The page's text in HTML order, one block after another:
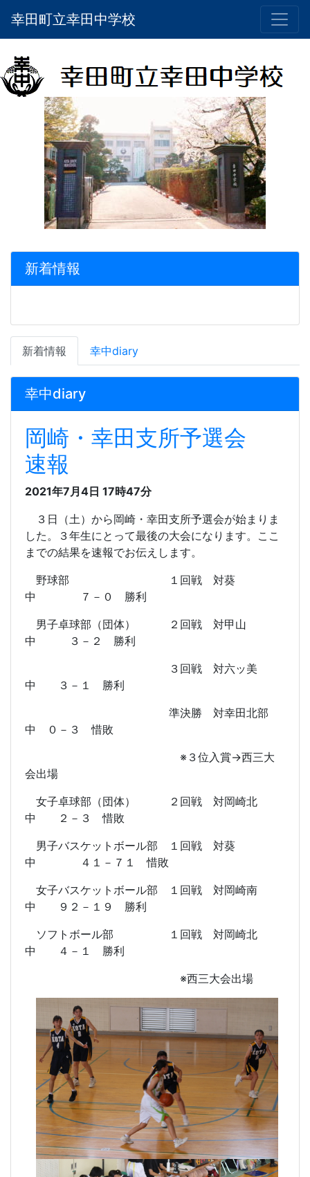
幸田町立幸田中学校
新着情報
新着情報 幸中diary
幸中diary
岡崎・幸田支所予選会
速報
2021年7月4日 17時47分
３日（土）から岡崎・幸田支所予選会が始まりま
した。３年生にとって最後の大会になります。ここ
までの結果を速報でお伝えします。
野球部 １回戦 対葵
中 ７－０ 勝利
男子卓球部（団体） ２回戦 対甲山
中 ３－２ 勝利
３回戦 対六ッ美
中 ３－１ 勝利
準決勝 対幸田北部
中 ０－３ 惜敗
※３位入賞→西三大
会出場
女子卓球部（団体） ２回戦 対岡崎北
中 ２－３ 惜敗
男子バスケットボール部 １回戦 対葵
中 ４１－７１ 惜敗
女子バスケットボール部 １回戦 対岡崎南
中 ９２－１９ 勝利
ソフトボール部 １回戦 対岡崎北
中 ４－１ 勝利
※西三大会出場